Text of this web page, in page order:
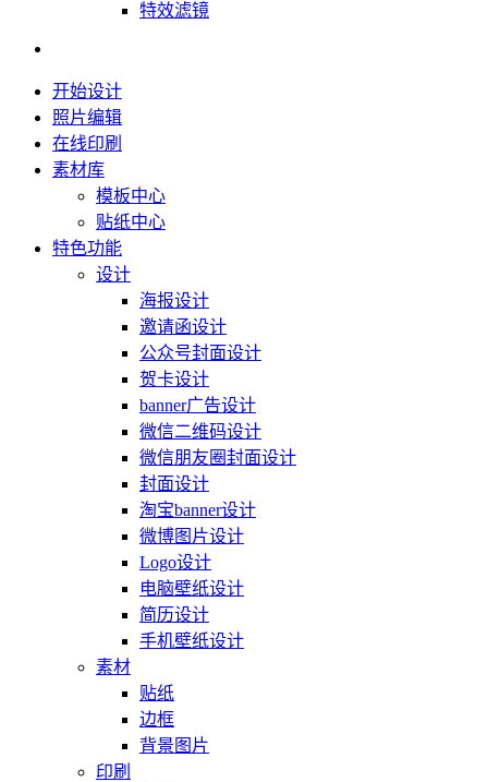
特效滤镜
开始设计
照片编辑
在线印刷
素材库
模板中心
贴纸中心
特色功能
设计
海报设计
邀请函设计
公众号封面设计
贺卡设计
banner广告设计
微信二维码设计
微信朋友圈封面设计
封面设计
淘宝banner设计
微博图片设计
Logo设计
电脑壁纸设计
简历设计
手机壁纸设计
素材
贴纸
边框
背景图片
印刷